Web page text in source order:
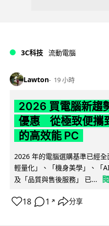
3C科技 流動電腦
Lawton 19 小時
2026 買電腦新趨
優惠 從極致便攜
的高效能 PC
2026 年的電腦選購基準已經
輕量化」、「機身美學」、「
及「品質與售後服務」 已...
18 1 ↗ 分享